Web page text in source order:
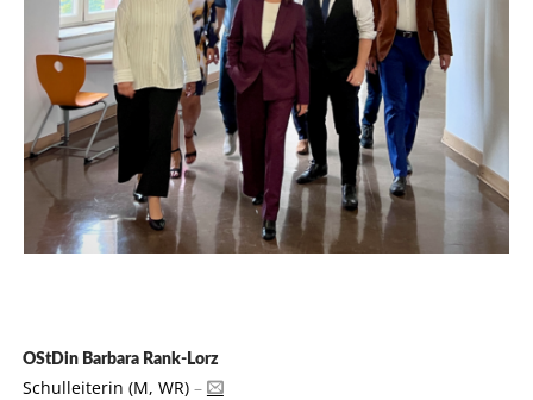
OStDin Barbara Rank-Lorz
Schulleiterin (M, WR) –